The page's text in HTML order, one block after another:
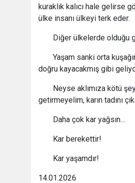
kuraklık kalıcı hale gelirse
ülke insanı ülkeyi terk eder.
Diğer ülkelerde olduğu
Yaşam sanki orta
doğru kayacakmış gibi
Neyse aklımıza kötü
getirmeyelim, karın tadını
Daha çok kar yağsın…
Kar berekettir!
Kar yaşamdır!
14.01.2026